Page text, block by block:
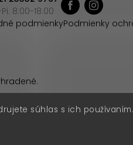
súhlas s ich
8:00-18:00
podmienkyPodmienky